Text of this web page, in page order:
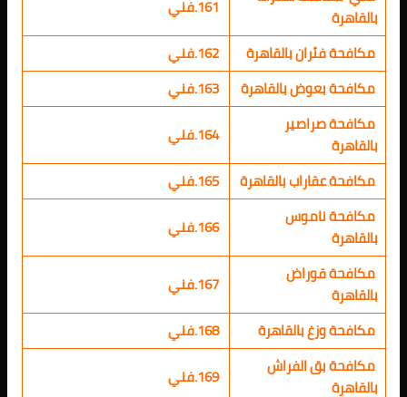
بالقاهرة
مكافحة فئران بالقاهرة
مكافحة بعوض بالقاهرة
مكافحة صراصير
بالقاهرة
164.فني
مكافحة عقاراب بالقاهرة
165.فني
مكافحة ناموس
بالقاهرة
166.فني
مكافحة قوراض
بالقاهرة
مكافحة وزغ بالقاهرة
168.فني
مكافحة بق الفراش
بالقاهرة
169.فني